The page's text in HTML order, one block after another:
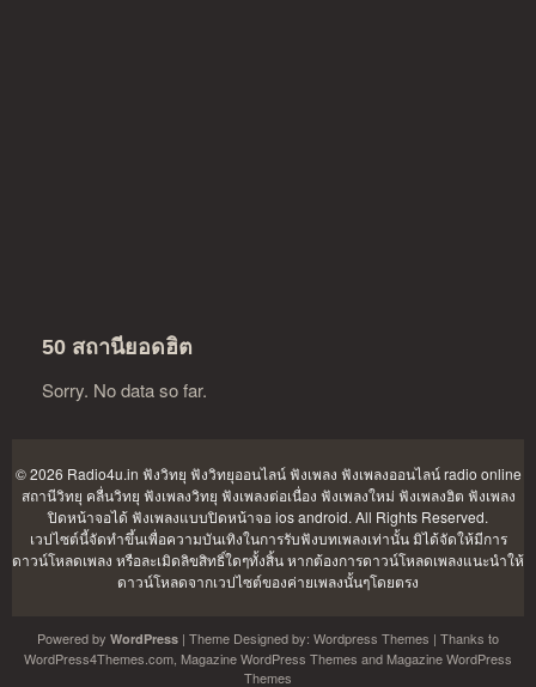
50 สถานียอดฮิต
Sorry. No data so far.
© 2026 Radio4u.in ฟังวิทยุ ฟังวิทยุออนไลน์ ฟังเพลง ฟังเพลงออนไลน์ radio online
สถานีวิทยุ คลื่นวิทยุ ฟังเพลงวิทยุ ฟังเพลงต่อเนื่อง ฟังเพลงใหม่ ฟังเพลงฮิต ฟังเพลง
ปิดหน้าจอได้ ฟังเพลงแบบปิดหน้าจอ ios android. All Rights Reserved.
เวปไซต์นี้จัดทำขึ้นเพื่อความบันเทิงในการรับฟังบทเพลงเท่านั้น มิได้จัดให้มีการ
ดาวน์โหลดเพลง หรือละเมิดลิขสิทธิ์ใดๆทั้งสิ้น หากต้องการดาวน์โหลดเพลงแนะนำให้
ดาวน์โหลดจากเวปไซต์ของค่ายเพลงนั้นๆโดยตรง
Powered by WordPress | Theme Designed by: Wordpress Themes | Thanks to
WordPress4Themes.com, Magazine WordPress Themes and Magazine WordPress
Themes